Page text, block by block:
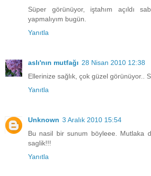
Süper görünüyor, iştahım açıldı
yapmalıyım bugün.
Yanıtla
aslı'nın mutfağı 28 Nisan 2010 12:38
Ellerinize sağlık, çok güzel görünüyor..
Yanıtla
Unknown 3 Aralık 2010 15:54
Bu nasil bir sunum böyleee. Mutlaka
saglik!!!
Yanıtla